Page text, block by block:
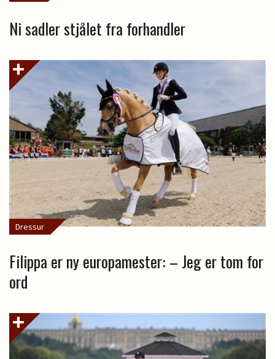
Ni sadler stjålet fra forhandler
Dressur
Filippa er ny europamester: – Jeg er tom for
ord